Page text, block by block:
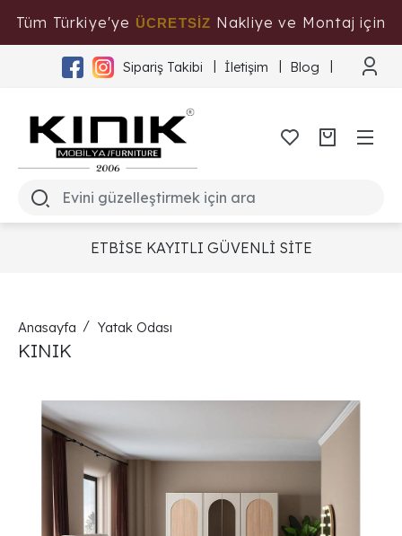
Tüm Türkiye'ye ÜCRETSİZ Nakliye ve Montaj için
Tıklayınız
Sipariş Takibi İletişim Blog
ETBİSE KAYITLI GÜVENLİ SİTE
Anasayfa Yatak Odası
KINIK